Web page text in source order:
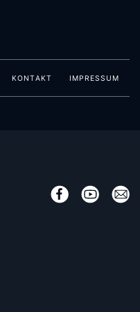
KONTAKT IMPRESSUM